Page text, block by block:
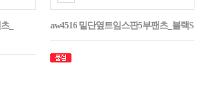
_
aw4516 밑단옆트임스판5부팬츠_블랙S